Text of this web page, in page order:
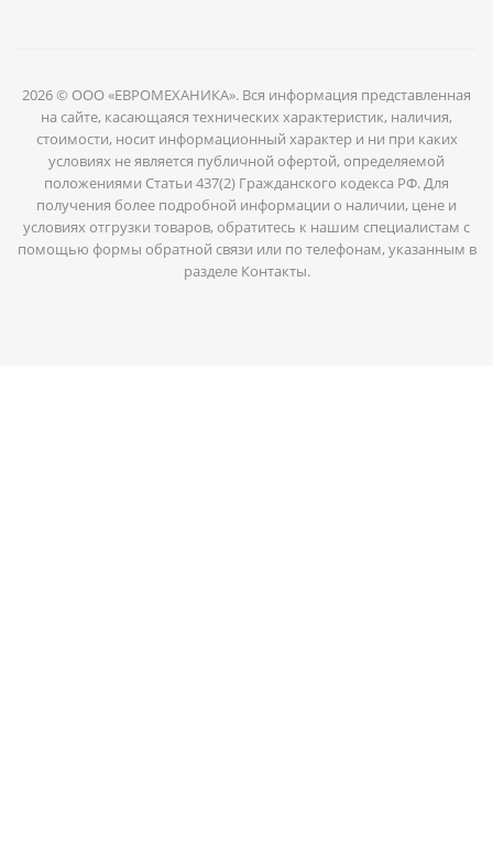
2026 © ООО «ЕВРОМЕХАНИКА». Вся информация представленная
на сайте, касающаяся технических характеристик, наличия,
стоимости, носит информационный характер и ни при каких
условиях не является публичной офертой, определяемой
положениями Статьи 437(2) Гражданского кодекса РФ. Для
получения более подробной информации о наличии, цене и
условиях отгрузки товаров, обратитесь к нашим специалистам с
помощью формы обратной связи или по телефонам, указанным в
разделе Контакты.